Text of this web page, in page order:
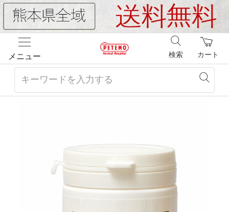
メニュー カート
検索